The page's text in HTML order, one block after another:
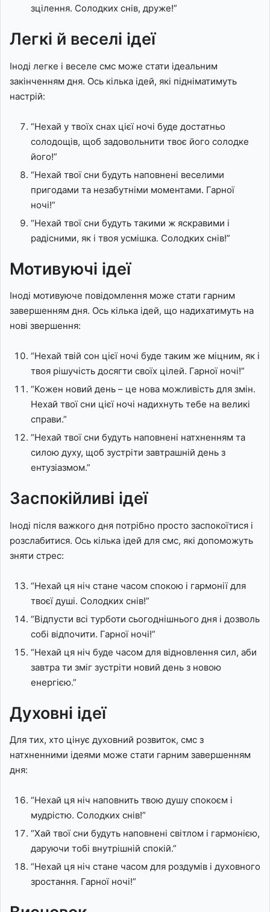
зцілення. Солодких снів, друже!”
Легкі й веселі ідеї
Іноді легке і веселе смс може стати ідеальним
закінченням дня. Ось кілька ідей, які підніматимуть
настрій:
“Нехай у твоїх снах цієї ночі буде достатньо
солодощів, щоб задовольнити твоє його солодке
його!”
“Нехай твої сни будуть наповнені веселими
пригодами та незабутніми моментами. Гарної
ночі!”
“Нехай твої сни будуть такими ж яскравими і
радісними, як і твоя усмішка. Солодких снів!”
Мотивуючі ідеї
Іноді мотивуюче повідомлення може стати гарним
завершенням дня. Ось кілька ідей, що надихатимуть на
нові звершення:
“Нехай твій сон цієї ночі буде таким же міцним, як і
твоя рішучість досягти своїх цілей. Гарної ночі!”
“Кожен новий день – це нова можливість для змін.
Нехай твої сни цієї ночі надихнуть тебе на великі
справи.”
“Нехай твої сни будуть наповнені натхненням та
силою духу, щоб зустріти завтрашній день з
ентузіазмом.”
Заспокійливі ідеї
Іноді після важкого дня потрібно просто заспокоїтися і
розслабитися. Ось кілька ідей для смс, які допоможуть
зняти стрес:
“Нехай ця ніч стане часом спокою і гармонії для
твоєї душі. Солодких снів!”
“Відпусти всі турботи сьогоднішнього дня і дозволь
собі відпочити. Гарної ночі!”
“Нехай ця ніч буде часом для відновлення сил, аби
завтра ти зміг зустріти новий день з новою
енергією.”
Духовні ідеї
Для тих, хто цінує духовний розвиток, смс з
натхненними ідеями може стати гарним завершенням
дня:
“Нехай ця ніч наповнить твою душу спокоєм і
мудрістю. Солодких снів!”
“Хай твої сни будуть наповнені світлом і гармонією,
даруючи тобі внутрішній спокій.”
“Нехай ця ніч стане часом для роздумів і духовного
зростання. Гарної ночі!”